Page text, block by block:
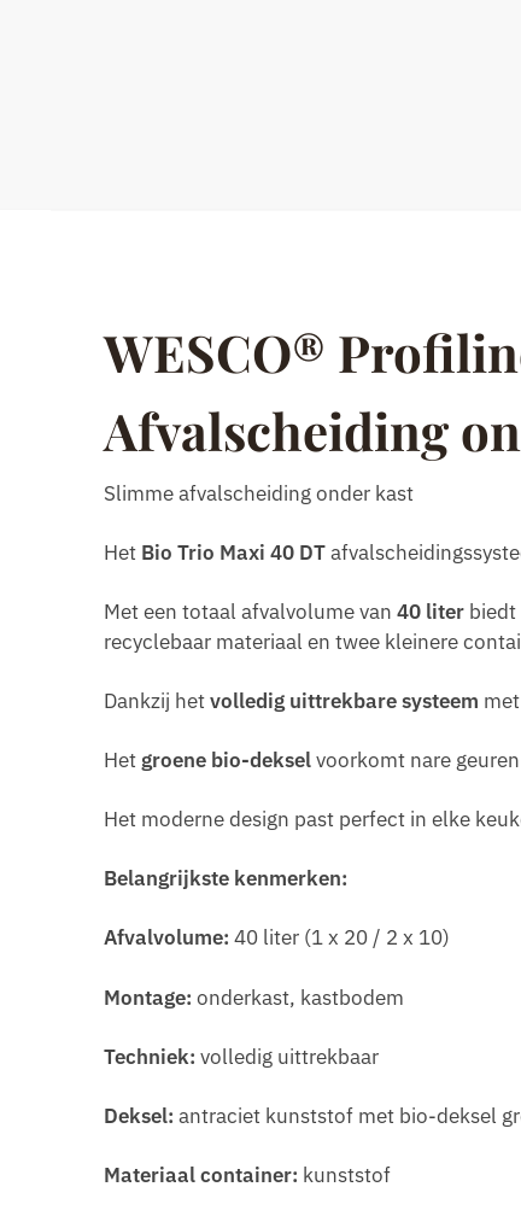
WESCO®
Afvalscheiding
Slimme afvalscheiding onder kast
Het Bio Trio Maxi 40 DT
Met een totaal afvalvolume van40 liter biedt
recyclebaar materiaal en twee kleinere
Dankzij hetvolledig uittrekbare systeem
Het groene bio-dekselvoorkomt nare
Het moderne design past perfect in elke
Belangrijkste kenmerken:
Afvalvolume: 40 liter (1 x 20 / 2 x 10)
Montage: onderkast, kastbodem
Techniek: volledig uittrekbaar
Deksel: antraciet kunststof met bio-deksel
Materiaal container: kunststof